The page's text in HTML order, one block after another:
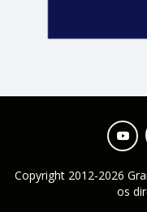
Copyright 2012-2026
os